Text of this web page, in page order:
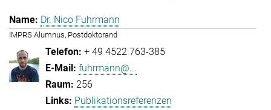
Dr. Nico Fuhrmann
IMPRS Alumnus, Postdoktorand
+ 49 4522 763-385
fuhrmann@...
256
Publikationsreferenzen